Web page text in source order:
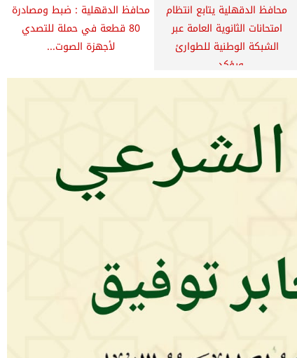
محافظ الدقهلية يتابع انتظام
امتحانات الثانوية العامة عبر
الشبكة الوطنية للطوارئ
ويؤكد...
محافظ الدقهلية : ضبط ومصادرة
80 قطعة في حملة للتصدي
لأجهزة الصوت...